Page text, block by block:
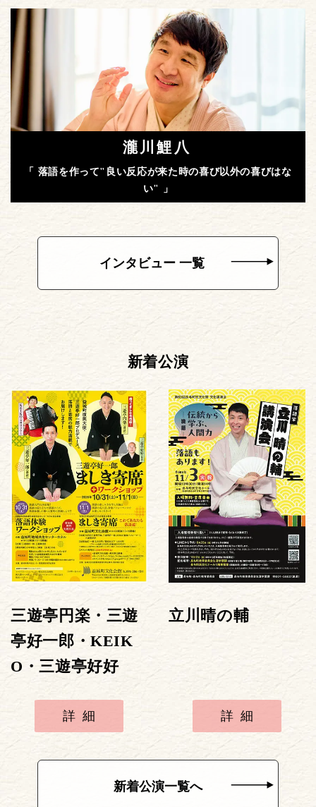
瀧川鯉八
「 落語を作って"良い反応が来た時の喜び以外の喜びはな
い" 」
インタビュー 一覧
新着公演
三遊亭円楽・三遊
亭好一郎・KEIK
O・三遊亭好好
詳細
立川晴の輔
詳細
新着公演一覧へ